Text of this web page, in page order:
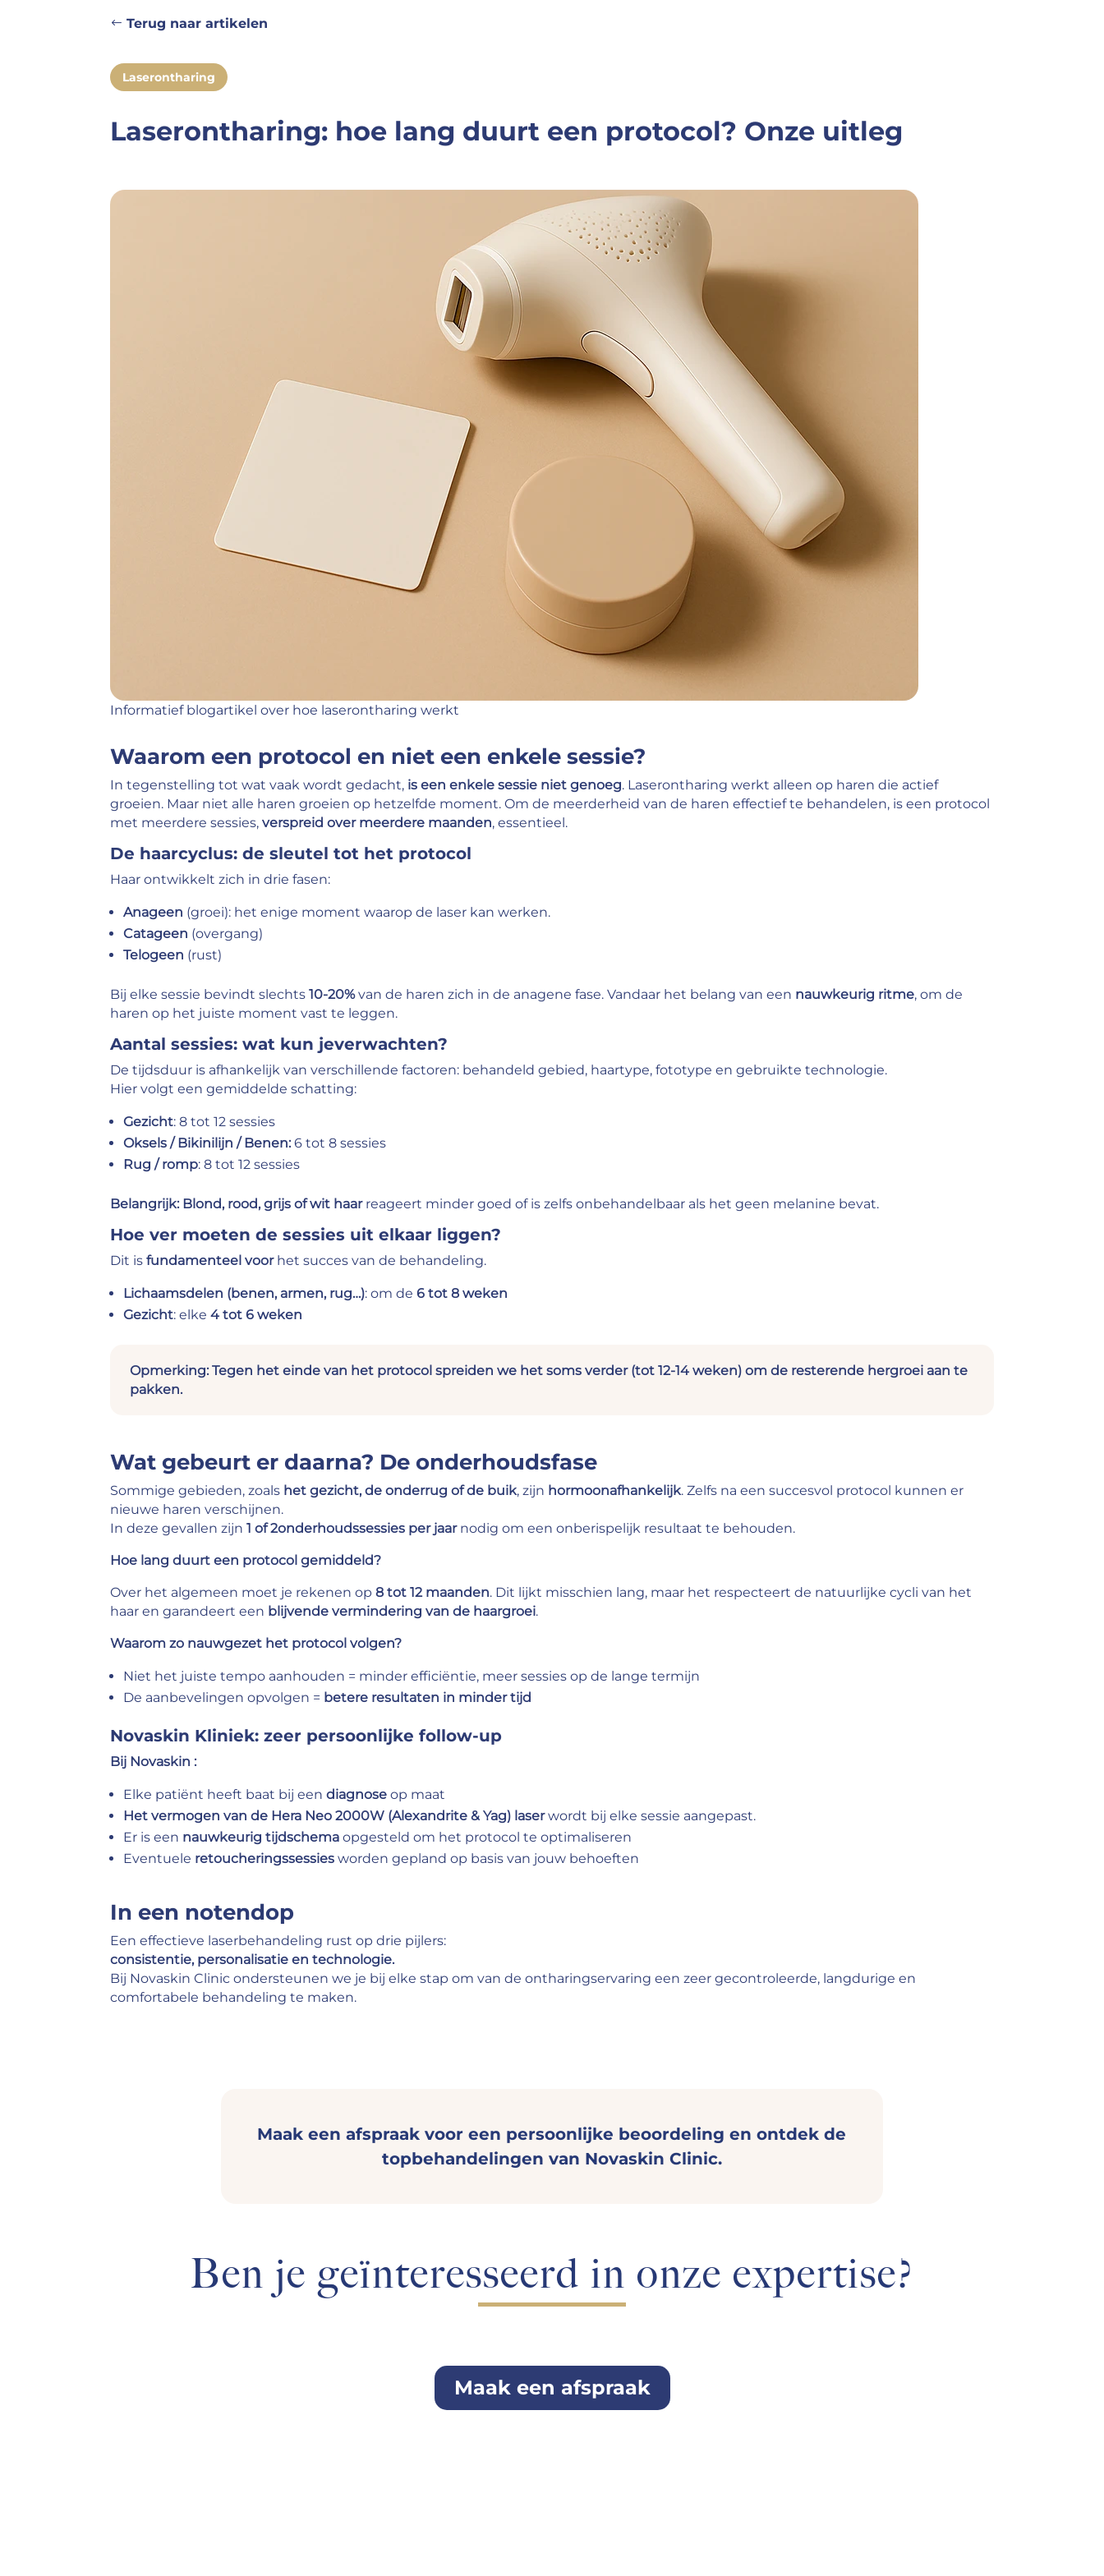
Terug naar artikelen
Laserontharing
Laserontharing: hoe lang duurt een protocol? Onze uitleg
Informatief blogartikel over hoe laserontharing werkt
Waarom een protocol en niet een enkele sessie?
In tegenstelling tot wat vaak wordt gedacht, is een enkele sessie niet genoeg. Laserontharing werkt alleen op haren die actief
groeien. Maar niet alle haren groeien op hetzelfde moment. Om de meerderheid van de haren effectief te behandelen, is een protocol
met meerdere sessies,verspreid over meerdere maanden, essentieel.
De haarcyclus: de sleutel tot het protocol
Haar ontwikkelt zich in drie fasen:
Anageen (groei): het enige moment waarop de laser kan werken.
Catageen (overgang)
Telogeen (rust)
Bij elke sessie bevindt slechts10-20%van de haren zich in de anagene fase. Vandaar het belang van een nauwkeurig ritme, om de
haren op het juiste moment vast te leggen.
Aantal sessies: wat kun jeverwachten?
De tijdsduur is afhankelijk van verschillende factoren: behandeld gebied, haartype, fototype en gebruikte technologie.
Hier volgt een gemiddelde schatting:
Gezicht: 8 tot 12 sessies
Oksels / Bikinilijn / Benen:6 tot 8 sessies
Rug / romp: 8 tot 12 sessies
Belangrijk: Blond, rood, grijs of wit haarreageert minder goed of is zelfs onbehandelbaar als het geen melanine bevat.
Hoe ver moeten de sessies uit elkaar liggen?
Dit isfundamenteel voorhet succes van de behandeling.
Lichaamsdelen (benen, armen, rug…): om de6 tot 8 weken
Gezicht: elke4 tot 6 weken
Opmerking: Tegen het einde van het protocol spreiden we het soms verder (tot 12-14 weken) om de resterende hergroei aan te
pakken.
Wat gebeurt er daarna? De onderhoudsfase
Sommige gebieden, zoals het gezicht, de onderrug of de buik, zijn hormoonafhankelijk. Zelfs na een succesvol protocol kunnen er
nieuwe haren verschijnen.
In deze gevallen zijn1 of 2onderhoudssessies per jaarnodig om een onberispelijk resultaat te behouden.
Hoe lang duurt een protocol gemiddeld?
Over het algemeen moet je rekenen op8 tot 12 maanden. Dit lijkt misschien lang, maar het respecteert de natuurlijke cycli van het
haar en garandeert een blijvende vermindering van de haargroei.
Waarom zo nauwgezet het protocol volgen?
Niet het juiste tempo aanhouden = minder efficiëntie, meer sessies op de lange termijn
De aanbevelingen opvolgen = betere resultaten in minder tijd
Novaskin Kliniek: zeer persoonlijke follow-up
Bij Novaskin :
Elke patiënt heeft baat bij eendiagnose op maat
Het vermogen van de Hera Neo 2000W (Alexandrite & Yag) laserwordt bij elke sessie aangepast.
Er is een nauwkeurig tijdschema opgesteld om het protocol te optimaliseren
Eventuele retoucheringssessies worden gepland op basis van jouw behoeften
In een notendop
Een effectieve laserbehandeling rust op drie pijlers:
consistentie, personalisatie en technologie.
Bij Novaskin Clinic ondersteunen we je bij elke stap om van de ontharingservaring een zeer gecontroleerde, langdurige en
comfortabele behandeling te maken.
Maak een afspraak voor een persoonlijke beoordeling en ontdek de
topbehandelingen van Novaskin Clinic.
Ben je geïnteresseerd in onze expertise?
Maak een afspraak